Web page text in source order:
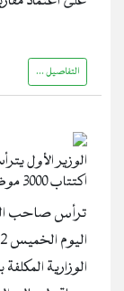
التفاصيل ...
الوزير الأول
اكتتاب 3000 موظف ومتعاقد لصالح الدولة
ترأس صاحب